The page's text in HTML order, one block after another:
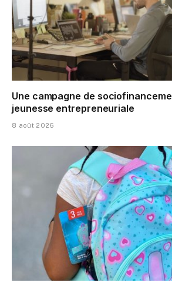
Une campagne de
jeunesse entrepreneuriale
8 août 2026